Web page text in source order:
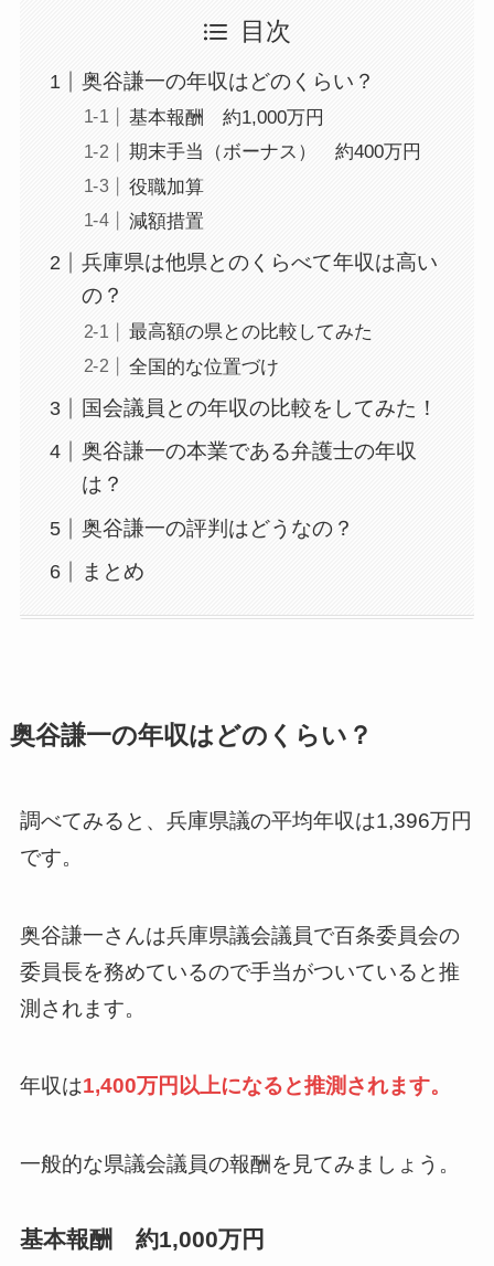
目次
奥谷謙一の年収はどのくらい？
基本報酬 約1,000万円
期末手当（ボーナス） 約400万円
役職加算
減額措置
兵庫県は他県とのくらべて年収は高い
の？
最高額の県との比較してみた
全国的な位置づけ
国会議員との年収の比較をしてみた！
奥谷謙一の本業である弁護士の年収
は？
奥谷謙一の評判はどうなの？
まとめ
奥谷謙一の年収はどのくらい？
調べてみると、兵庫県議の平均年収は1,396万円
です。
奥谷謙一さんは兵庫県議会議員で百条委員会の
委員長を務めているので手当がついていると推
測されます。
年収は1,400万円以上になると推測されます。
一般的な県議会議員の報酬を見てみましょう。
基本報酬 約1,000万円